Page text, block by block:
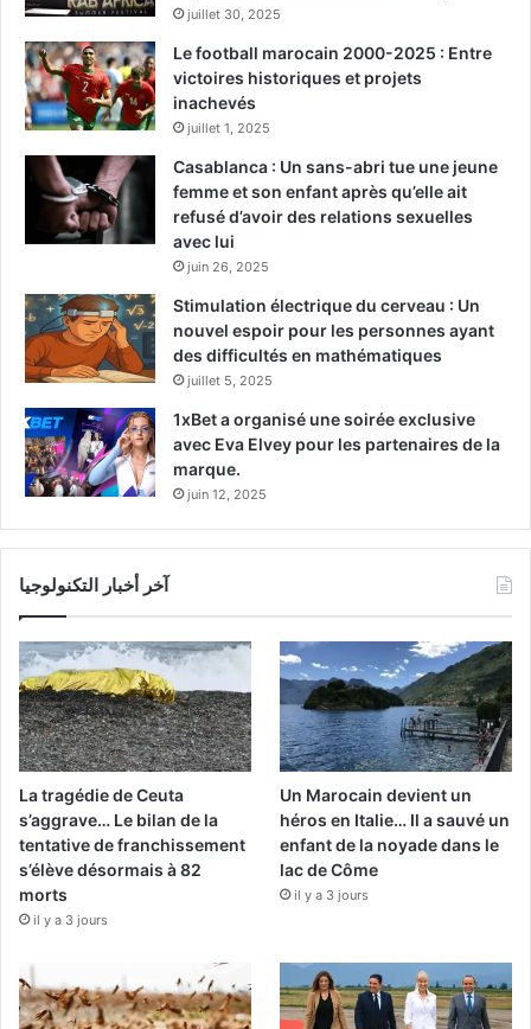
juillet 30, 2025
Le football marocain 2000-2025 : Entre
victoires historiques et projets
inachevés
juillet 1, 2025
Casablanca : Un sans-abri tue une jeune
femme et son enfant après qu’elle ait
refusé d’avoir des relations sexuelles
avec lui
juin 26, 2025
Stimulation électrique du cerveau : Un
nouvel espoir pour les personnes ayant
des difficultés en mathématiques
juillet 5, 2025
1xBet a organisé une soirée exclusive
avec Eva Elvey pour les partenaires de la
marque.
juin 12, 2025
آخر أخبار التكنولوجيا
La tragédie de Ceuta
s’aggrave… Le bilan de la
tentative de franchissement
s’élève désormais à 82
morts
il y a 3 jours
Un Marocain devient un
héros en Italie… Il a sauvé un
enfant de la noyade dans le
lac de Côme
il y a 3 jours